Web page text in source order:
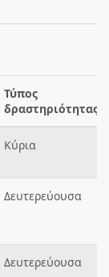
Τύπος
δραστηριότητας
Κύρια
Δευτερεύουσα
Δευτερεύουσα